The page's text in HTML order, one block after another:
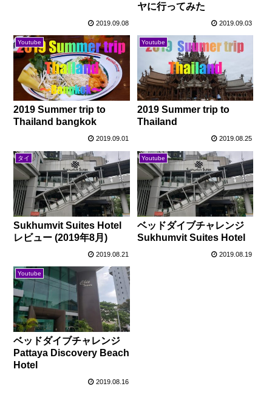
2019.09.08
ヤに行ってみた
2019.09.03
Youtube
2019 Summer trip to
Thailand bangkok
2019.09.01
Youtube
2019 Summer trip to
Thailand
2019.08.25
タイ
Sukhumvit Suites Hotel
レビュー (2019年8月)
2019.08.21
Youtube
ベッドダイブチャレンジ
Sukhumvit Suites Hotel
2019.08.19
Youtube
ベッドダイブチャレンジ
Pattaya Discovery Beach
Hotel
2019.08.16